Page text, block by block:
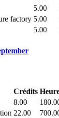
5.00
factory 5.00
5.00
Crédits
8.00
22.00